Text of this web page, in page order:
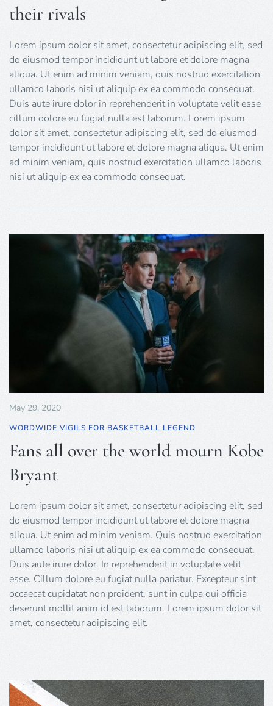
their rivals
Lorem ipsum dolor sit amet, consectetur adipiscing elit, sed
do eiusmod tempor incididunt ut labore et dolore magna
aliqua. Ut enim ad minim veniam, quis nostrud exercitation
ullamco laboris nisi ut aliquip ex ea commodo consequat.
Duis aute irure dolor in reprehenderit in voluptate velit esse
cillum dolore eu fugiat nulla est laborum. Lorem ipsum
dolor sit amet, consectetur adipiscing elit, sed do eiusmod
tempor incididunt ut labore et dolore magna aliqua. Ut enim
ad minim veniam, quis nostrud exercitation ullamco laboris
nisi ut aliquip ex ea commodo consequat.
May 29, 2020
WORDWIDE VIGILS FOR BASKETBALL LEGEND
Fans all over the world mourn Kobe
Bryant
Lorem ipsum dolor sit amet, consectetur adipiscing elit, sed
do eiusmod tempor incididunt ut labore et dolore magna
aliqua. Ut enim ad minim veniam. Quis nostrud exercitation
ullamco laboris nisi ut aliquip ex ea commodo consequat.
Duis aute irure dolor. In reprehenderit in voluptate velit
esse. Cillum dolore eu fugiat nulla pariatur. Excepteur sint
occaecat cupidatat non proident, sunt in culpa qui officia
deserunt mollit anim id est laborum. Lorem ipsum dolor sit
amet, consectetur adipiscing elit.